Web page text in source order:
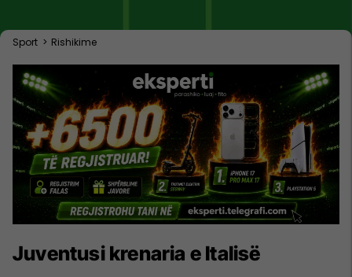
Sport > Rishikime
Juventusi krenaria e Italisë